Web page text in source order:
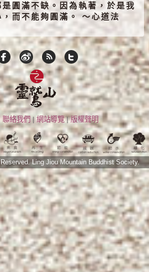
圓滿不缺。因為執著，於是我
而不能夠圓滿。 ～心道法
聯絡我們|網站導覽|版權聲明
Ling Jiou Mountain Buddhist Society.